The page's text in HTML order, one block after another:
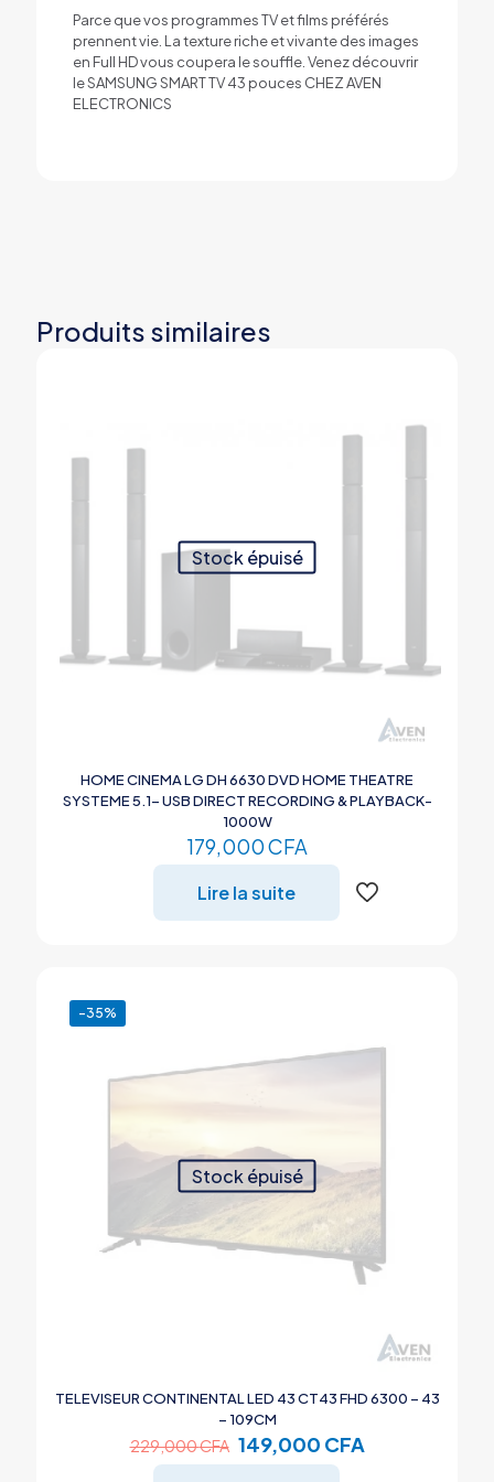
Parce que vos programmes TV et films préférés
prennent vie. La texture riche et vivante des images
en Full HD vous coupera le souffle. Venez découvrir
le SAMSUNG SMART TV 43 pouces CHEZ AVEN
ELECTRONICS
Produits similaires
Stock épuisé
HOME CINEMA LG DH 6630 DVD HOME THEATRE
SYSTEME 5.1- USB DIRECT RECORDING & PLAYBACK-
1000W
179,000CFA
Lire la suite
-35%
Stock épuisé
TELEVISEUR CONTINENTAL LED 43 CT43 FHD 6300 – 43
– 109CM
229,000CFA Le
prix
149,000 CFALe